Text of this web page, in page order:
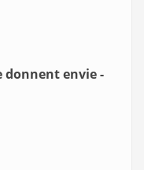
donnent envie -